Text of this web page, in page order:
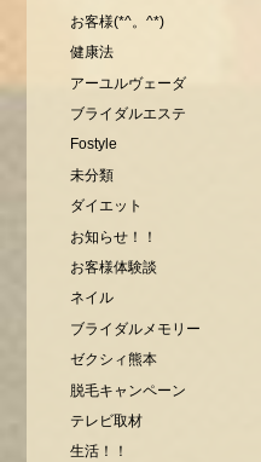
お客様(*^。^*)
健康法
アーユルヴェーダ
ブライダルエステ
Fostyle
未分類
ダイエット
お知らせ！！
お客様体験談
ネイル
ブライダルメモリー
ゼクシィ熊本
脱毛キャンペーン
テレビ取材
生活！！